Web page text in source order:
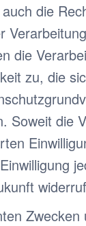
die
die
zu, die
Soweit die
Zwecken